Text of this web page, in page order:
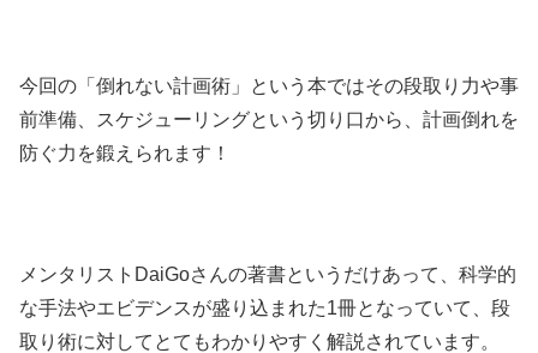
今回の「倒れない計画術」という本ではその段取り力や事
前準備、スケジューリングという切り口から、計画倒れを
防ぐ力を鍛えられます！
メンタリストDaiGoさんの著書というだけあって、科学的
な手法やエビデンスが盛り込まれた1冊となっていて、段
取り術に対してとてもわかりやすく解説されています。